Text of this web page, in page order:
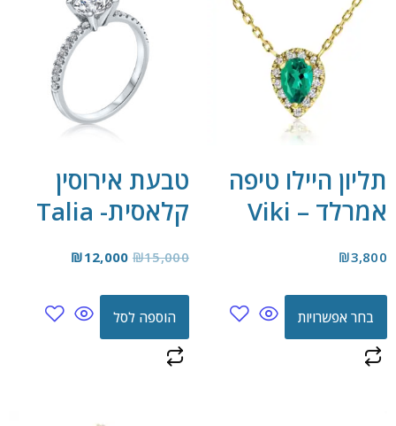
תליון היילו טיפה
אמרלד – Viki
₪3,800
בחר אפשרויות
טבעת אירוסין
קלאסית- Talia
₪15,000
₪12,000
הוספה לסל